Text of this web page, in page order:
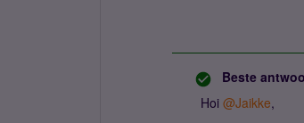
Beste
Hoi ​ @Jaikke,